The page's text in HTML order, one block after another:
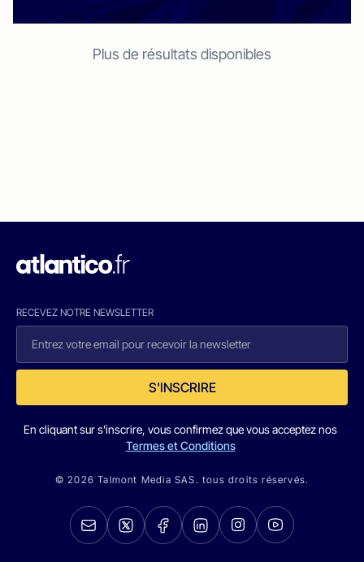
Plus de résultats disponibles
RECEVEZ NOTRE NEWSLETTER
S'INSCRIRE
En cliquant sur s'inscrire, vous confirmez que vous acceptez nos
Termes et Conditions
© 2026 Talmont Media SAS. tous droits réservés.